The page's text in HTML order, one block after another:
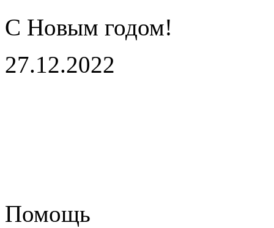
С Новым годом!
27.12.2022
Помощь